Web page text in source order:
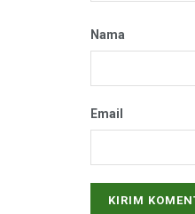
Nama
Email